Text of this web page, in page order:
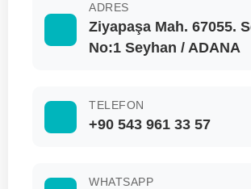
ADRES
Ziyapaşa Mah. 67055.
No:1 Seyhan / ADANA
TELEFON
+90 543 961 33 57
WHATSAPP